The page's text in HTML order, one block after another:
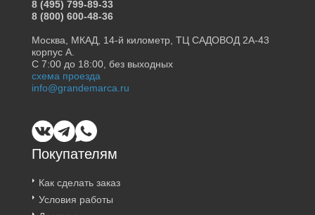
Покупателям
Как сделать заказ
Условия работы
8 (495) 799-89-33
8 (800) 600-48-36
Москва, МКАД, 14-й километр, ТЦ САДОВОД 2А-43
корпус А.
С 7:00 до 18:00, без выходных
схема проезда
info@grandemarca.ru